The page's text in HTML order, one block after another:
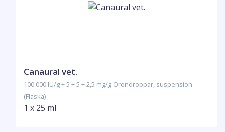
Canaural vet.
100.000 IU/g + 5 + 5 + 2,5 mg/g Örondroppar, suspension
(Flaska)
1 x 25 ml